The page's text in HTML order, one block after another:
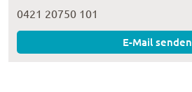
0421 20750 101
E-Mail senden